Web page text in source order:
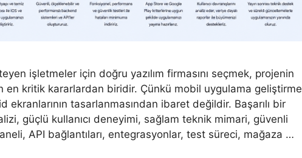
işletmeler için doğru yazılım firmasını seçmek, projenin
en kritik kararlardan biridir. Çünkü mobil uygulama geliştirme
ekranlarının tasarlanmasından ibaret değildir. Başarılı bir
güçlü kullanıcı deneyimi, sağlam teknik mimari, güvenli
API bağlantıları, entegrasyonlar, test süreci, mağaza …